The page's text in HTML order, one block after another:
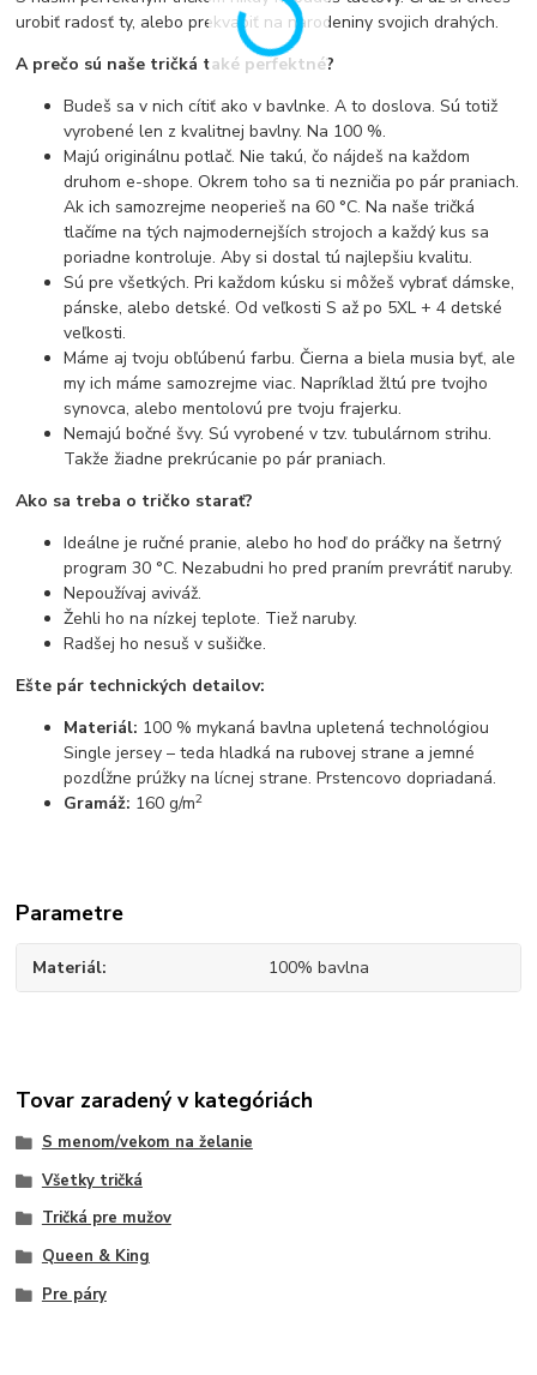
urobiť radosť ty, alebo prekvapiť na narodeniny svojich drahých.
A prečo sú naše tričká také perfektné?
Budeš sa v nich cítiť ako v bavlnke. A to doslova. Sú totiž
vyrobené len z kvalitnej bavlny. Na 100 %.
Majú originálnu potlač. Nie takú, čo nájdeš na každom
druhom e-shope. Okrem toho sa ti nezničia po pár praniach.
Ak ich samozrejme neoperieš na 60 °C. Na naše tričká
tlačíme na tých najmodernejších strojoch a každý kus sa
poriadne kontroluje. Aby si dostal tú najlepšiu kvalitu.
Sú pre všetkých. Pri každom kúsku si môžeš vybrať dámske,
pánske, alebo detské. Od veľkosti S až po 5XL + 4 detské
veľkosti.
Máme aj tvoju obľúbenú farbu. Čierna a biela musia byť, ale
my ich máme samozrejme viac. Napríklad žltú pre tvojho
synovca, alebo mentolovú pre tvoju frajerku.
Nemajú bočné švy. Sú vyrobené v tzv. tubulárnom strihu.
Takže žiadne prekrúcanie po pár praniach.
Ako sa treba o tričko starať?
Ideálne je ručné pranie, alebo ho hoď do práčky na šetrný
program 30 °C. Nezabudni ho pred praním prevrátiť naruby.
Nepoužívaj aviváž.
Žehli ho na nízkej teplote. Tiež naruby.
Radšej ho nesuš v sušičke.
Ešte pár technických detailov:
Materiál: 100 % mykaná bavlna upletená technológiou
Single jersey – teda hladká na rubovej strane a jemné
pozdĺžne prúžky na lícnej strane. Prstencovo dopriadaná.
Gramáž: 160 g/m2
Parametre
Materiál 100% bavlna
Tovar zaradený v kategóriách
S menom/vekom na želanie
Všetky tričká
Tričká pre mužov
Queen & King
Pre páry